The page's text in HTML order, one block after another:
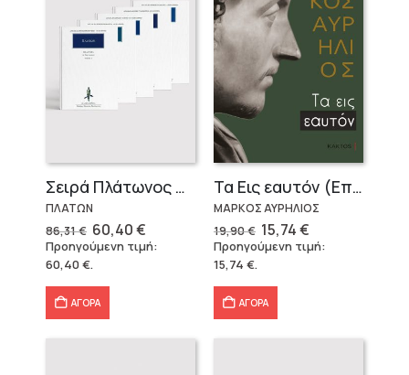
Σειρά Πλάτωνος Πολιτεία
ΠΛΑΤΩΝ
86,31€ Original
price
was:
86,31 €.
60,40€Η
τρέχουσα
τιμή
Προηγούμενη τιμή:
60,40€.
ΑΓΟΡΑ
Τα Εις εαυτόν (Επίτομο) – Μάρκος Αυρήλιος
ΜΑΡΚΟΣ ΑΥΡΗΛΙΟΣ
19,90€ Original
price
was:
15,74€Η
τρέχουσα
τιμή
Προηγούμενη τιμή:
15,74 €.
ΑΓΟΡΑ